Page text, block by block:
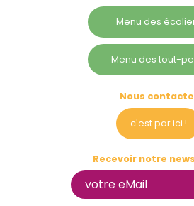
Menu des
Menu des tout-
Nous voir
Zone d’activités, 1 rue
67390
Nous
c'est par ici !
Recevoir notre